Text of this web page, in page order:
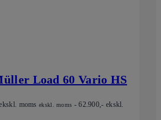
Load 60 Vario HS
moms ekskl. moms -62.900,- ekskl.